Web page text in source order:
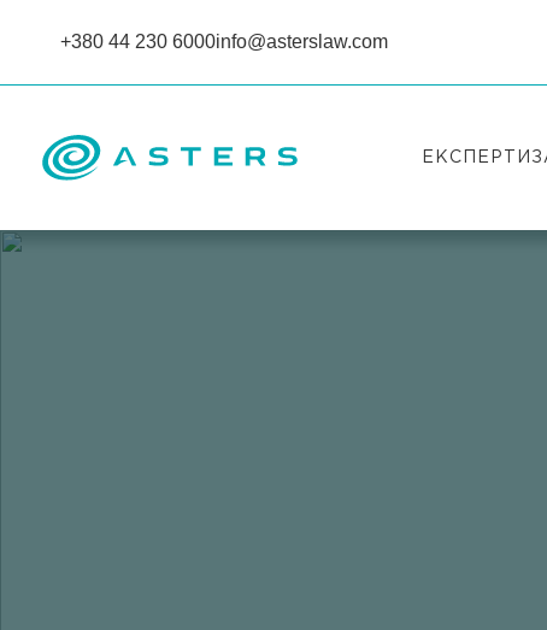
+380 44 230 6000info@asterslaw.com